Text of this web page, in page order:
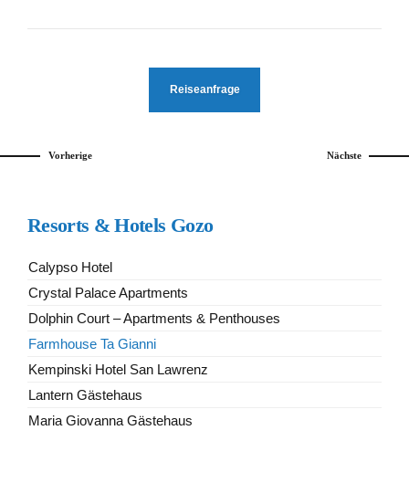
Reiseanfrage
Vorherige Nächste
Resorts & Hotels Gozo
Calypso Hotel
Crystal Palace Apartments
Dolphin Court – Apartments & Penthouses
Farmhouse Ta Gianni
Kempinski Hotel San Lawrenz
Lantern Gästehaus
Maria Giovanna Gästehaus